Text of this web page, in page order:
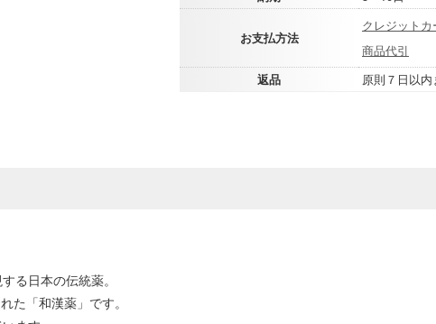
お支払方法
クレジットカ
商品代引
返品
原則７日以
る日本の伝統薬。
た「和漢薬」です。